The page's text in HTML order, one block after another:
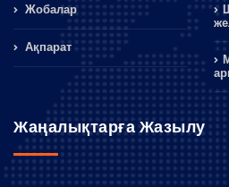
Жобалар
Ақпарат
Жаңалықтарға Жазылу